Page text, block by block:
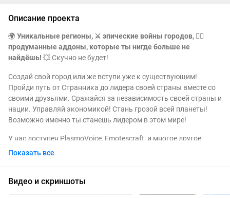
Описание проекта
🌍 Уникальные регионы, ⚔️ эпические войны городов, 🧙‍♂️
продуманные аддоны, которые ты нигде больше не
найдёшь! 💥 Скучно не будет!
Создай свой город или же вступи уже к существующим!
Пройди путь от Странника до лидера своей страны вместе со
своими друзьями. Сражайся за независимость своей страны и
нации. Управляй экономикой! Стань грозой всей планеты!
Возможно именно ты станешь лидером в этом мире!
У нас доступен PlasmoVoice, Emotescraft, и многое другое.
Общайся и веселись вместе с друзьями. Наши модерраторы
проведут личный инструктаж каждого по командам и
возможным вариантам развития тебя как лидера города, а
Показать все
Видео и скриншоты